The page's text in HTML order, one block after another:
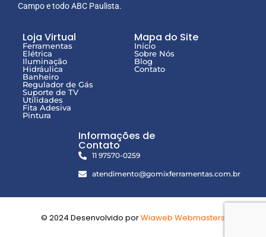
Campo e todo ABC Paulista.
Loja Virtual
Ferramentas
Elétrica
Iluminação
Hidráulica
Banheiro
Regulador de Gás
Suporte de TV
Utilidades
Fita Adesiva
Pintura
Mapa do Site
Início
Sobre Nós
Blog
Contato
Informações de
Contato
11 97570-0259
atendimento@gomixferramentas.com.br
© 2024 Desenvolvido porWiaweb Webmasters